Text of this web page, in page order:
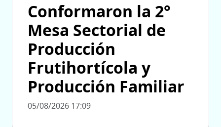
Conformaron la 2°
Mesa Sectorial de
Producción
Frutihortícola y
Producción Familiar
05/08/2026 17:09